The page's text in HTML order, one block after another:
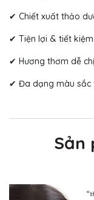
✔ Chiết xuất thảo
✔ Tiện lợi & tiết
✔ Hương thơm dễ
✔ Đa dạng màu sắc
Sản